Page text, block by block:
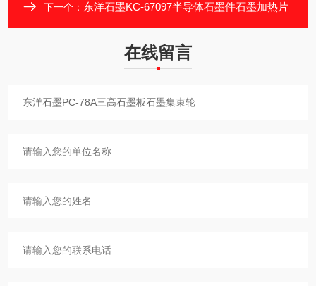
下一个： 东洋石墨KC-67097半导体石墨件石墨加热片
在线留言